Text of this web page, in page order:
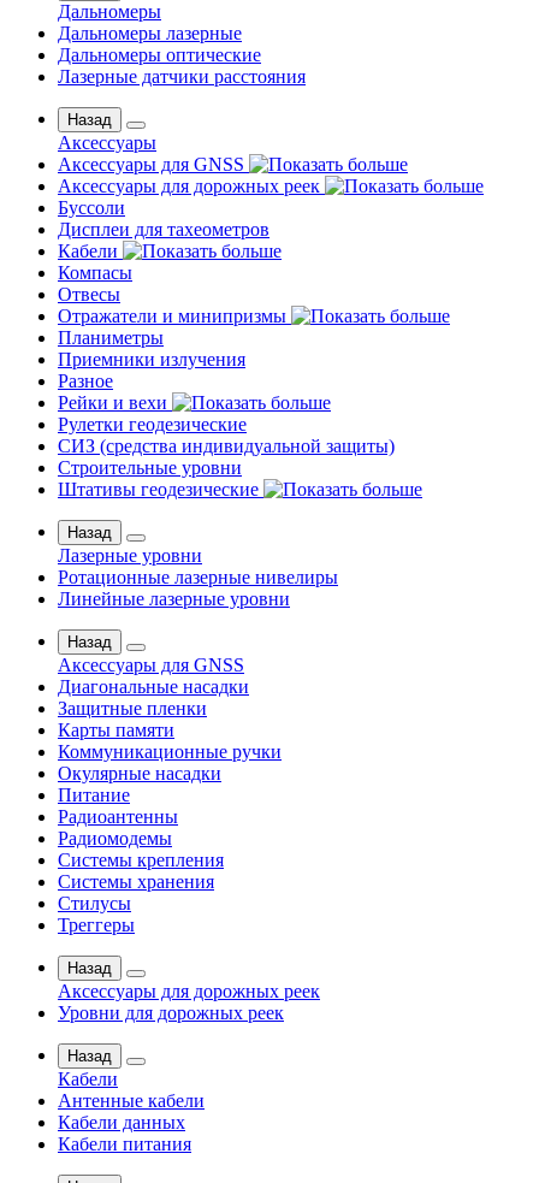
Дальномеры
Дальномеры лазерные
Дальномеры оптические
Лазерные датчики расстояния
Назад
Аксессуары
Аксессуары для GNSS
Аксессуары для дорожных реек
Буссоли
Дисплеи для тахеометров
Кабели
Компасы
Отвесы
Отражатели и минипризмы
Планиметры
Приемники излучения
Разное
Рейки и вехи
Рулетки геодезические
СИЗ (средства индивидуальной защиты)
Строительные уровни
Штативы геодезические
Назад
Лазерные уровни
Ротационные лазерные нивелиры
Линейные лазерные уровни
Назад
Аксессуары для GNSS
Диагональные насадки
Защитные пленки
Карты памяти
Коммуникационные ручки
Окулярные насадки
Питание
Радиоантенны
Радиомодемы
Системы крепления
Системы хранения
Стилусы
Треггеры
Назад
Аксессуары для дорожных реек
Уровни для дорожных реек
Назад
Кабели
Антенные кабели
Кабели данных
Кабели питания